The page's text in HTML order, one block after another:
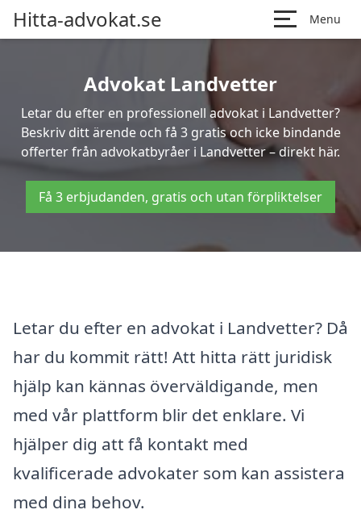
Hitta-advokat.se Menu
Advokat Landvetter
Letar du efter en professionell advokat i Landvetter?
Beskriv ditt ärende och få 3 gratis och icke bindande
offerter från advokatbyråer i Landvetter – direkt här.
Få 3 erbjudanden, gratis och utan förpliktelser
Letar du efter en advokat i Landvetter? Då
har du kommit rätt! Att hitta rätt juridisk
hjälp kan kännas överväldigande, men
med vår plattform blir det enklare. Vi
hjälper dig att få kontakt med
kvalificerade advokater som kan assistera
med dina behov.